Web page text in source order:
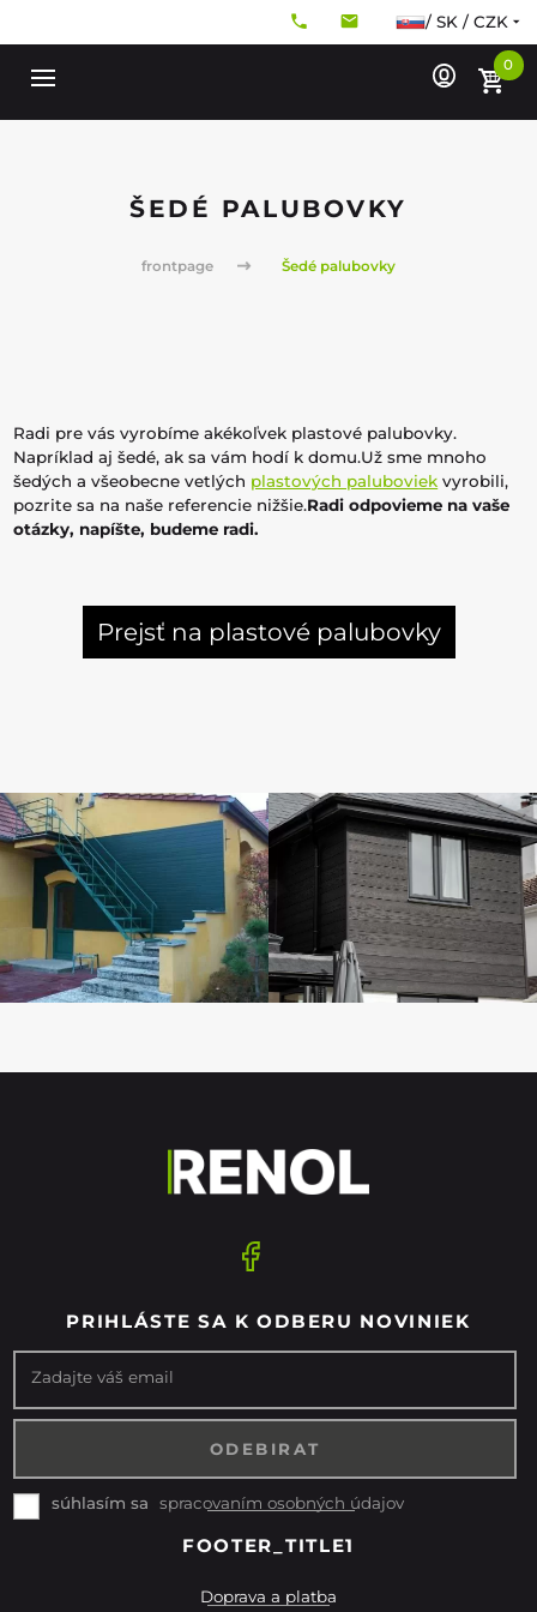
/ SK / CZK
0
ŠEDÉ PALUBOVKY
frontpage Šedé palubovky
Radi pre vás vyrobíme akékoľvek plastové palubovky.
Napríklad aj šedé, ak sa vám hodí k domu.Už sme mnoho
šedých a všeobecne vetlých plastových paluboviek vyrobili,
pozrite sa na naše referencie nižšie.Radi odpovieme na vaše
otázky, napíšte, budeme radi.
Prejsť na plastové palubovky
PRIHLÁSTE SA K ODBERU NOVINIEK
Zadajte váš email
súhlasím sa spracovaním osobných údajov
FOOTER_TITLE1
Doprava a platba